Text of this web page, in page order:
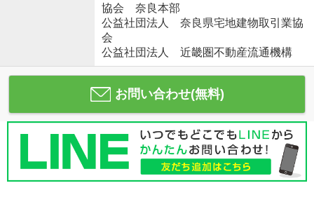
協会 奈良本部
公益社団法人 奈良県宅地建物取引業協
会
公益社団法人 近畿圏不動産流通機構
お問い合わせ(無料)